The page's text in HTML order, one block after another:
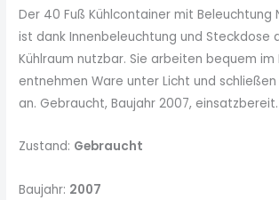
Der 40 Fuß Kühlcontainer mit Beleuchtung
ist dank Innenbeleuchtung und Steckdose
Kühlraum nutzbar. Sie arbeiten bequem im
entnehmen Ware unter Licht und
an. Gebraucht, Baujahr 2007, einsatzbereit.
Zustand: Gebraucht
Baujahr: 2007